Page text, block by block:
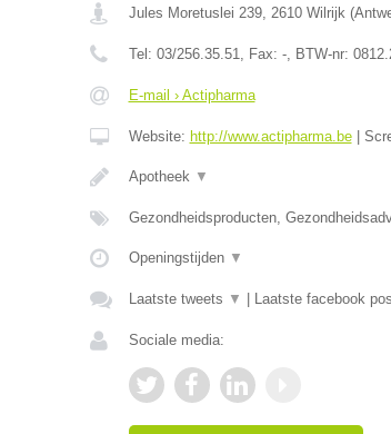
Jules Moretuslei 239, 2610 Wilrijk(
Tel: 03/256.35.51, Fax: -, BTW-nr:
E-mail › Actipharma
Website: http://www.actipharma.be|
Apotheek ▼
Gezondheidsproducten,
Openingstijden ▼
Laatste tweets ▼ Laatste facebook
Sociale media: